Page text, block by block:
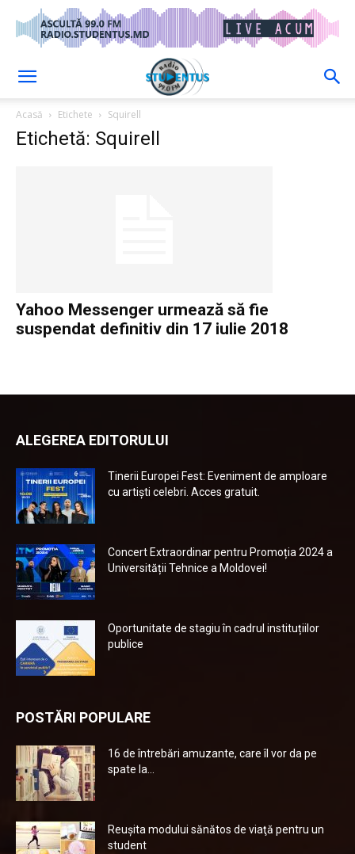
Acasă Etichete Squirell
Etichetă: Squirell
Yahoo Messenger urmează să fie
suspendat definitiv din 17 iulie 2018
ALEGEREA EDITORULUI
Tinerii Europei Fest: Eveniment de amploare
cu artiști celebri. Acces gratuit.
Concert Extraordinar pentru Promoția 2024 a
Universității Tehnice a Moldovei!
Oportunitate de stagiu în cadrul instituțiilor
publice
POSTĂRI POPULARE
16 de întrebări amuzante, care îl vor da pe
spate la...
Reuşita modului sănătos de viaţă pentru un
student